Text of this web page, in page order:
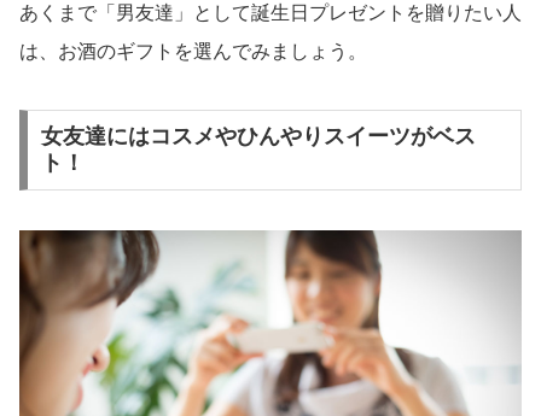
あくまで「男友達」として誕生日プレゼントを贈りたい人
は、お酒のギフトを選んでみましょう。
女友達にはコスメやひんやりスイーツがベス
ト！